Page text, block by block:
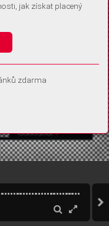
zařízení, abychom se
později upravit ve Správě
jak získat placený
zdarma